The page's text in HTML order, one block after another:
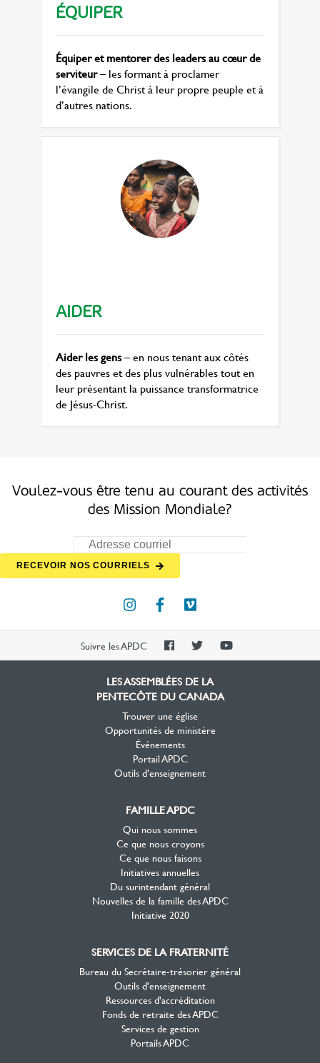
ÉQUIPER
Équiper et mentorer des leaders au cœur de
serviteur– les formant à proclamer
l’évangile de Christ à leur propre peuple et à
d’autres nations.
AIDER
Aider les gens– en nous tenant aux côtés
des pauvres et des plus vulnérables tout en
leur présentant la puissance transformatrice
de Jésus-Christ.
Voulez-vous être tenu au courant des activités
des Mission Mondiale?
RECEVOIR NOS COURRIELS
Suivre les APDC
PAOCPAOCPAOC
LES ASSEMBLÉES DE LA
PENTECÔTE DU CANADA
Trouver une église
Opportunités de ministère
Événements
Portail APDC
Outils d’enseignement
FAMILLE APDC
Qui nous sommes
Ce que nous croyons
Ce que nous faisons
Initiatives annuelles
Du surintendant général
Nouvelles de la famille des APDC
Initiative 2020
SERVICES DE LA FRATERNITÉ
Bureau du Secrétaire-trésorier général
Outils d'enseignement
Ressources d'accréditation
Fonds de retraite des APDC
Services de gestion
Portails APDC